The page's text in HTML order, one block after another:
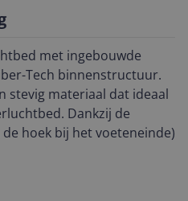
met ingebouwde
Tech binnenstructuur.
stevig materiaal dat ideaal
Dankzij de
hoek bij het voeteneinde)